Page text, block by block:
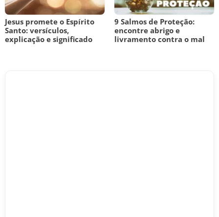
Jesus promete o Espírito
Santo: versículos,
explicação e significado
9 Salmos de Proteção:
encontre abrigo e
livramento contra o mal